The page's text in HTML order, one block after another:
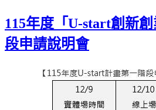
115年度「U-start創新
段申請說明會